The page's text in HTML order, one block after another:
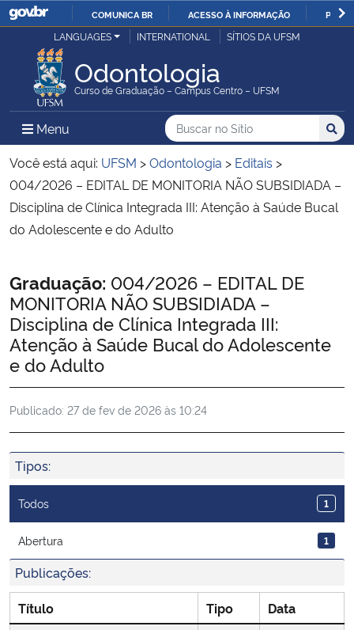
IR
O
COMUNICA BR ACESSO À INFORMAÇÃO
Ministério da Justiça e Segurança Pública
Ministério da Defesa
Ministério das Relações Exteriores
Ministério da Economia
Ministério da Agricultura, Pecuária e Abastecimento
Ministério da Educação
Ministério da Cidadania
Ministério da Saúde
Ministério de Minas e Energia
Ministério do Meio Ambiente
Ministério do Turismo
LANGUAGES INTERNATIONAL SÍTIOS DA UFSM
Odontologia
Curso de Graduação – Campus Centro – UFSM
Menu Menu Principal do Sítio
Busca
Buscar no no Sítio
Busca:
Você está aqui: UFSM >Odontologia > Editais >
004/2026 – EDITAL DE MONITORIA NÃO SUBSIDIADA –
Disciplina de Clínica Integrada III: Atenção à Saúde Bucal
do Adolescente e do Adulto
Início do conteúdo
Graduação: 004/2026 – EDITAL DE
MONITORIA NÃO SUBSIDIADA –
Disciplina de Clínica Integrada III:
Atenção à Saúde Bucal do Adolescente
e do Adulto
Publicado: 27 de fev de 2026 às 10:24
Tipos:
Todos 1
Abertura 1
Publicações:
Título Tipo
Data